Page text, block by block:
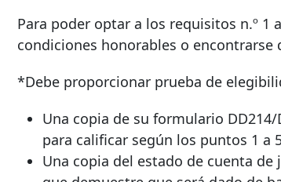
Para poder optar a los requisitos n.º 1
condiciones honorables o encontrarse
*Debe proporcionar prueba de
Una copia de su formulario
para calificar según los puntos 1 a
Una copia del estado de cuenta